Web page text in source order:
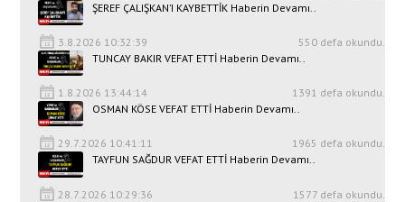
ŞEREF ÇALIŞKAN’I KAYBETTİK Haberin Devamı..
3.8.2026 10:32:39
550 defa okundu.
TUNCAY BAKIR VEFAT ETTİ Haberin Devamı..
1.8.2026 13:44:14
1391 defa okundu.
OSMAN KÖSE VEFAT ETTİ Haberin Devamı..
29.7.2026 10:41:11
1965 defa okundu.
TAYFUN SAĞDUR VEFAT ETTİ Haberin Devamı..
28.7.2026 10:29:36
1577 defa okundu.